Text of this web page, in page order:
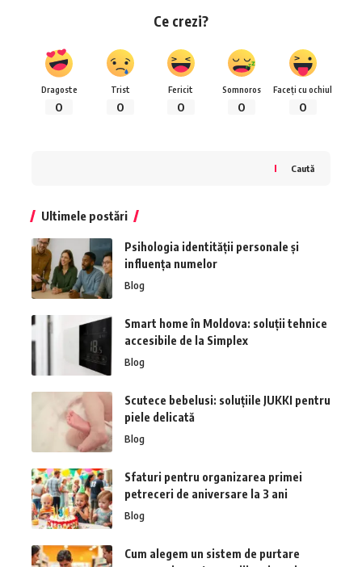
Ce crezi?
Dragoste
0
Trist
0
Fericit
0
Somnoros
0
Faceți cu ochiul
0
Caută
Ultimele postări
Psihologia identității personale și
influența numelor
Blog
Smart home în Moldova: soluții tehnice
accesibile de la Simplex
Blog
Scutece bebelusi: soluțiile JUKKI pentru
piele delicată
Blog
Sfaturi pentru organizarea primei
petreceri de aniversare la 3 ani
Blog
Cum alegem un sistem de purtare